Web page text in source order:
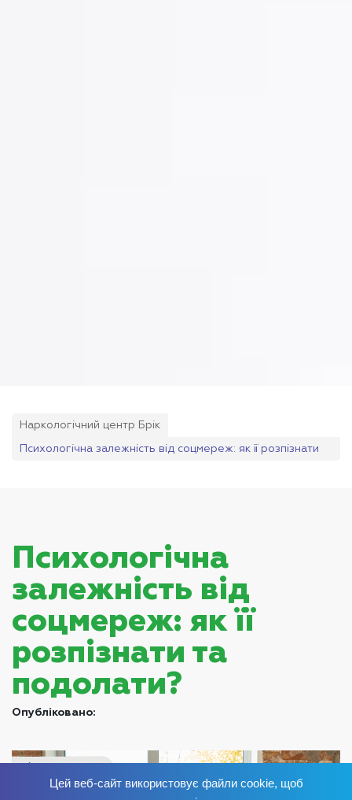
Цей веб-сайт використовує файли cookie, щоб
Наркологічний центр Брік
Психологічна залежність від соцмереж: як її розпізнати
Психологічна
залежність від
соцмереж: як її
розпізнати та
подолати?
Опубліковано: